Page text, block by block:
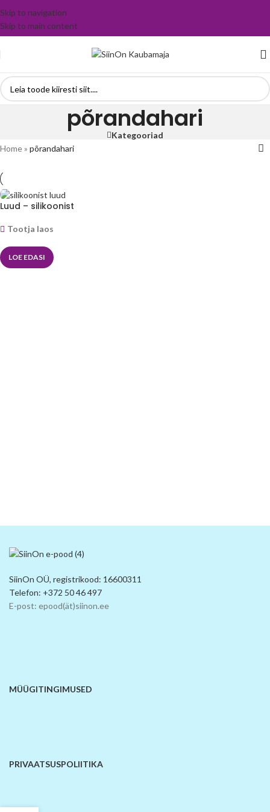
Skip to navigation
Skip to main content
põrandahari
Kategooriad
Home» põrandahari
Luud – silikoonist
Tootja laos
LOE EDASI
SiinOn OÜ, registrikood: 16600311
Telefon: +372 50 46 497
E-post: epood(ät)siinon.ee
MÜÜGITINGIMUSED
PRIVAATSUSPOLIITIKA